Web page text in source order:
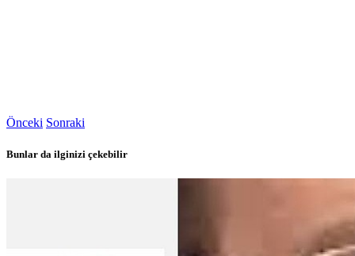
Önceki Sonraki
Bunlar da ilginizi çekebilir